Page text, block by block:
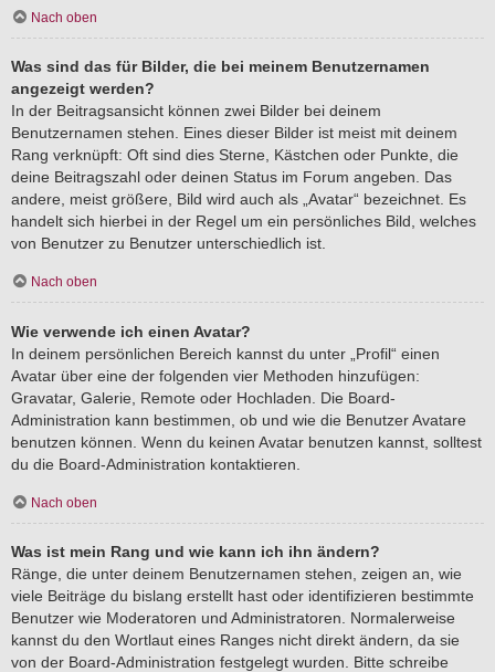
Nach oben
Was sind das für Bilder, die bei meinem Benutzernamen
angezeigt werden?
In der Beitragsansicht können zwei Bilder bei deinem
Benutzernamen stehen. Eines dieser Bilder ist meist mit deinem
Rang verknüpft: Oft sind dies Sterne, Kästchen oder Punkte, die
deine Beitragszahl oder deinen Status im Forum angeben. Das
andere, meist größere, Bild wird auch als „Avatar“ bezeichnet. Es
handelt sich hierbei in der Regel um ein persönliches Bild, welches
von Benutzer zu Benutzer unterschiedlich ist.
Nach oben
Wie verwende ich einen Avatar?
In deinem persönlichen Bereich kannst du unter „Profil“ einen
Avatar über eine der folgenden vier Methoden hinzufügen:
Gravatar, Galerie, Remote oder Hochladen. Die Board-
Administration kann bestimmen, ob und wie die Benutzer Avatare
benutzen können. Wenn du keinen Avatar benutzen kannst, solltest
du die Board-Administration kontaktieren.
Nach oben
Was ist mein Rang und wie kann ich ihn ändern?
Ränge, die unter deinem Benutzernamen stehen, zeigen an, wie
viele Beiträge du bislang erstellt hast oder identifizieren bestimmte
Benutzer wie Moderatoren und Administratoren. Normalerweise
kannst du den Wortlaut eines Ranges nicht direkt ändern, da sie
von der Board-Administration festgelegt wurden. Bitte schreibe